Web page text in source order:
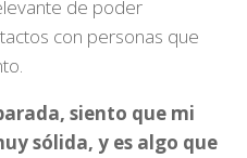
de poder
con personas que
siento que mi
sólida, y es algo que